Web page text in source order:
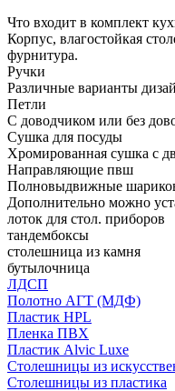
Что входит в комплект
Корпус, влагостойкая
фурнитура.
Ручки
Различные варианты
Петли
С доводчиком или без
Сушка для посуды
Хромированная сушка с
Направляющие пвш
Полновыдвижные
Дополнительно можно
лоток для стол. приборов
тандембоксы
столешница из камня
бутылочница
ЛДСП
Полотно АГТ (МДФ)
Пластик HPL
Пленка ПВХ
Пластик Alvic Luxe
Столешницы из
Столешницы из пластика